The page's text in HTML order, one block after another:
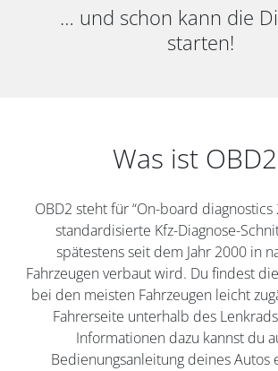
… und schon kann die
starten!
Was ist
OBD2 steht für “On-board diagnostics
standardisierte Kfz-Diagnose-
spätestens seit dem Jahr 2000 in
Fahrzeugen verbaut wird. Du findest
bei den meisten Fahrzeugen leicht
Fahrerseite unterhalb des
Informationen dazu kannst du
Bedienungsanleitung deines Autos